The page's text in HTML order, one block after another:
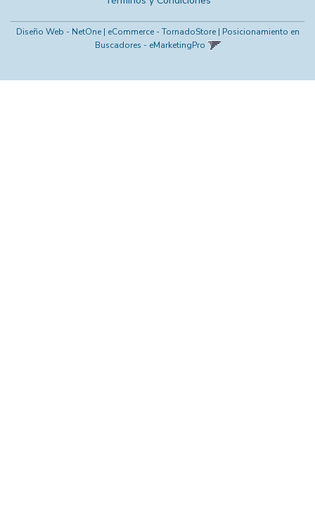
Diseño Web - NetOne| eCommerce - TornadoStore| Posicionamiento en
Buscadores - eMarketingPro